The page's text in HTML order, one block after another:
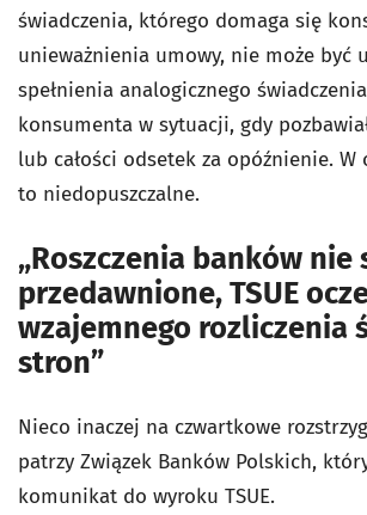
świadczenia, którego domaga się
unieważnienia umowy, nie może być
spełnienia analogicznego
konsumenta w sytuacji, gdy
lub całości odsetek za opóźnienie. W
to niedopuszczalne.
„Roszczenia banków nie
przedawnione, TSUE
wzajemnego rozliczenia
stron”
Nieco inaczej na czwartkowe
patrzy Związek Banków Polskich,
komunikat do wyroku TSUE.